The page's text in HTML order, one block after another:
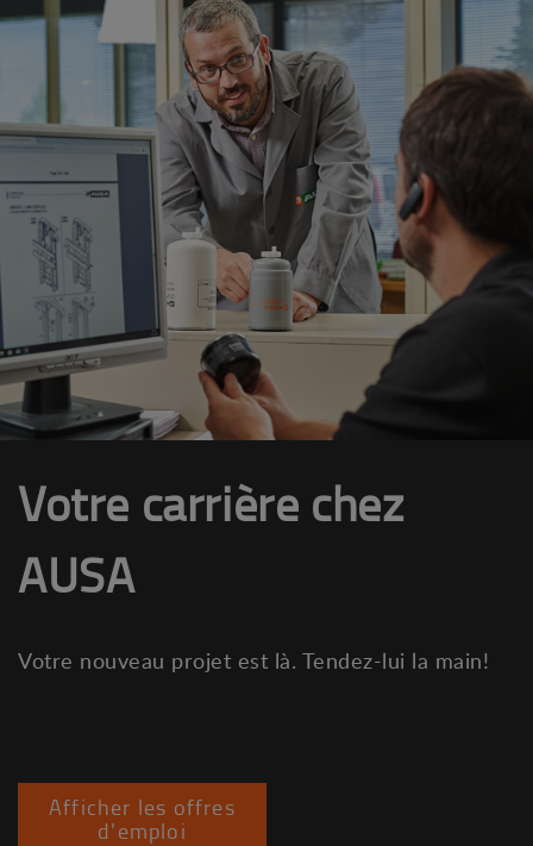
Votre carrière chez
AUSA
Votre nouveau projet est là. Tendez-lui la main!
Afficher les offres
d'emploi